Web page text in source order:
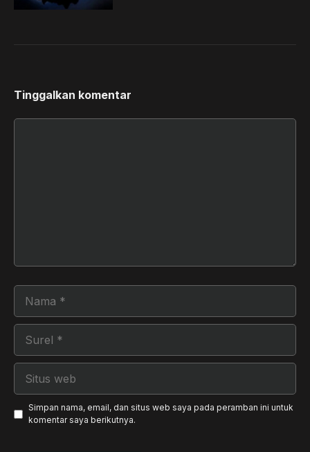
Tinggalkan komentar
Simpan nama, email, dan situs web saya pada peramban ini untuk
komentar saya berikutnya.